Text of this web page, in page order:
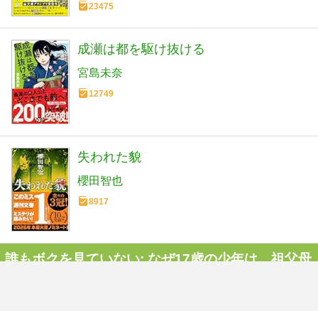
23475
成瀬は都を駆け抜ける
宮島未奈
12749
失われた貌
櫻田智也
8917
誰もボクを見ていない: なぜ17歳の少年は、祖父母